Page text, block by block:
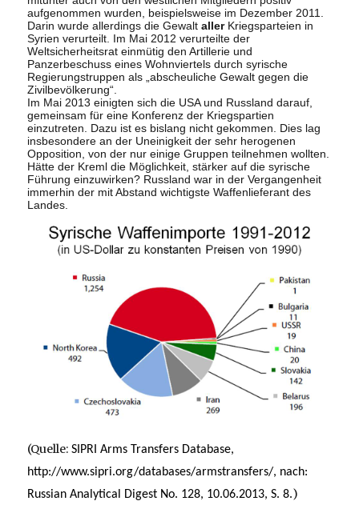
aufgenommen wurden, beispielsweise im Dezember 2011.
Darin wurde allerdings die GewaltallerKriegsparteien in
Syrien verurteilt. Im Mai 2012 verurteilte der
Weltsicherheitsrat einmütig den Artillerie und
Panzerbeschuss eines Wohnviertels durch syrische
Regierungstruppen als „abscheuliche Gewalt gegen die
Zivilbevölkerung“.
Im Mai 2013 einigten sich die USA und Russland darauf,
gemeinsam für eine Konferenz der Kriegspartien
einzutreten. Dazu ist es bislang nicht gekommen. Dies lag
insbesondere an der Uneinigkeit der sehr herogenen
Opposition, von der nur einige Gruppen teilnehmen wollten.
Hätte der Kreml die Möglichkeit, stärker auf die syrische
Führung einzuwirken? Russland war in der Vergangenheit
immerhin der mit Abstand wichtigste Waffenlieferant des
Landes.
(Quelle:SIPRI Arms Transfers Database,
http://www.sipri.org/databases/armstransfers/, nach:
Russian Analytical Digest No. 128, 10.06.2013, S. 8.)